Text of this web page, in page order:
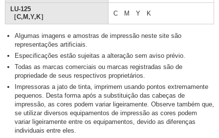
LU-125
［C,M,Y,K］
C M Y K
Algumas imagens e amostras de impressão neste site são
representações artificiais.
Especificações estão sujeitas a alteração sem aviso prévio.
Todas as marcas comerciais ou marcas registradas são de
propriedade de seus respectivos proprietários.
Impressoras a jato de tinta, imprimem usando pontos extremamente
pequenos. Desta forma após a substituição das cabeças de
impressão, as cores podem variar ligeiramente. Observe também que,
se utilizar diversos equipamentos de impressão as cores podem
variar ligeiramente entre os equipamentos, devido as diferenças
individuais entre eles.